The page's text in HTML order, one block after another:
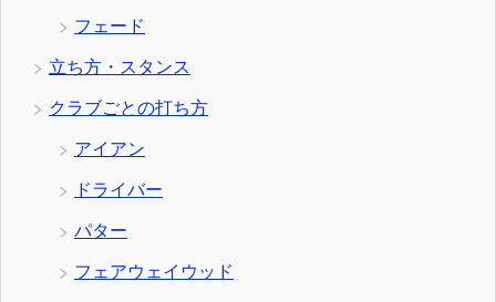
フェード
立ち方・スタンス
クラブごとの打ち方
アイアン
ドライバー
パター
フェアウェイウッド